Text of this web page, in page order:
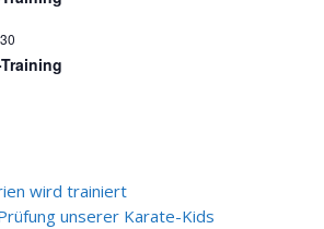
wird trainiert
unserer Karate-Kids